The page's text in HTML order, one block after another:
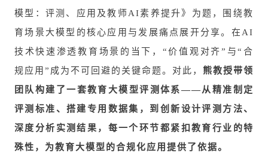
模型：评测、应用及教师AI素养提升》为题，围绕教
育场景大模型的核心应用与发展痛点展开分享。在AI
技术快速渗透教育场景的当下，“价值观对齐”与“合
规应用”成为不可回避的关键命题。对此， 熊教授带领
团队构建了一套教育大模型评测体系——从精准制定
评测标准、搭建专用数据集，到创新设计评测方法、
深度分析实测结果，每一个环节都紧扣教育行业的特
殊性，为教育大模型的合规化应用提供了依据。